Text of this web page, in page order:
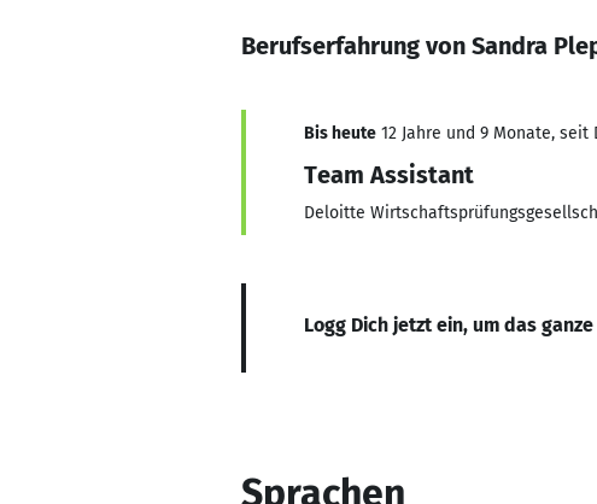
Berufserfahrung von Sandra
Bis heute 12 Jahre und 9 Monate, seit
Team Assistant
Deloitte
Logg Dich jetzt ein, um das
Sprachen